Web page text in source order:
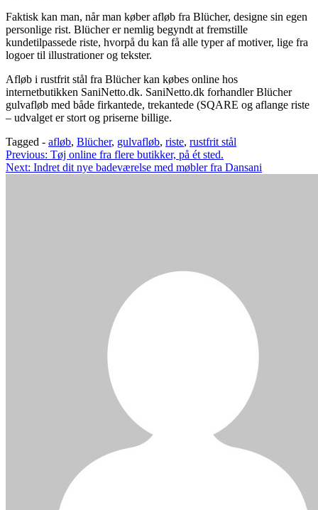
Faktisk kan man, når man køber afløb fra Blücher, designe sin egen
personlige rist. Blücher er nemlig begyndt at fremstille
kundetilpassede riste, hvorpå du kan få alle typer af motiver, lige fra
logoer til illustrationer og tekster.
Afløb i rustfrit stål fra Blücher kan købes online hos
internetbutikken SaniNetto.dk. SaniNetto.dk forhandler Blücher
gulvafløb med både firkantede, trekantede (SQARE og aflange riste
– udvalget er stort og priserne billige.
Tagged - afløb, Blücher, gulvafløb, riste, rustfrit stål
Indlægsnavigation
Previous: Tøj online fra flere butikker, på ét sted.
Next: Indret dit nye badeværelse med møbler fra Dansani